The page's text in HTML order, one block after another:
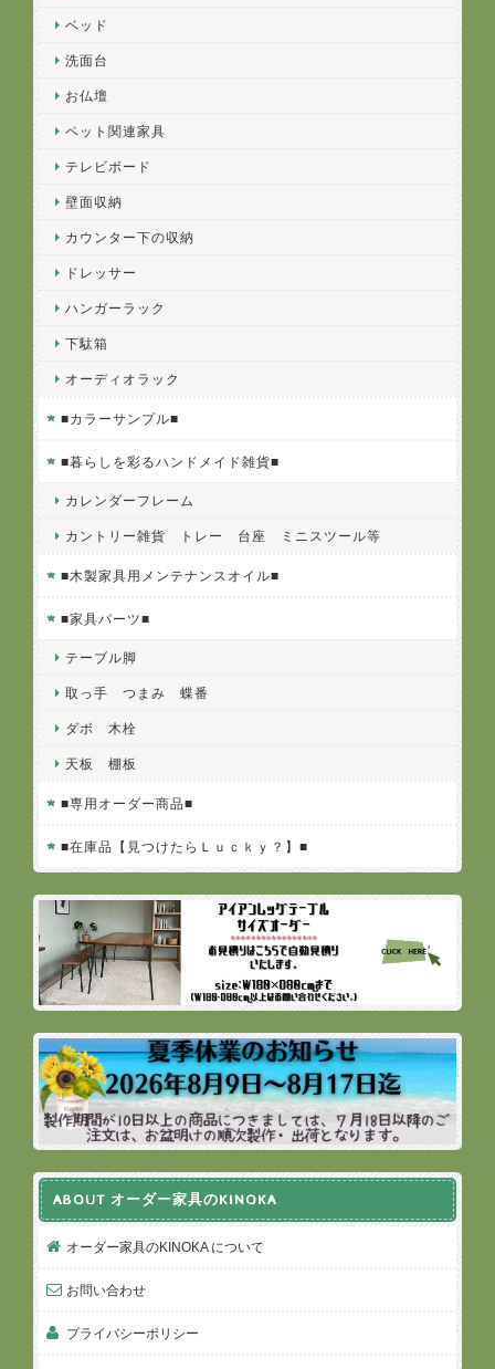
ベッド
洗面台
お仏壇
ペット関連家具
テレビボード
壁面収納
カウンター下の収納
ドレッサー
ハンガーラック
下駄箱
オーディオラック
■カラーサンプル■
■暮らしを彩るハンドメイド雑貨■
カレンダーフレーム
カントリー雑貨 トレー 台座 ミニスツール等
■木製家具用メンテナンスオイル■
■家具パーツ■
テーブル脚
取っ手 つまみ 蝶番
ダボ 木栓
天板 棚板
■専用オーダー商品■
■在庫品【見つけたらＬｕｃｋｙ？】■
ABOUT オーダー家具のKINOKA
オーダー家具のKINOKA について
お問い合わせ
プライバシーポリシー